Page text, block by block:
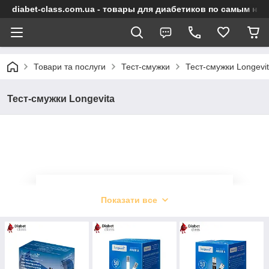
diabet-class.com.ua - товары для диабетиков по самым
Товари та послуги Тест-смужки Тест-смужки
Тест-смужки Longevita
Тест смужки для
Високоточні витратні матеріали для
проведення аналізу!
Всі необхідні матеріали для роботи
Показати все